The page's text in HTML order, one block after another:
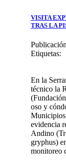
VISITA
TRAS LA
Etiquetas:
En la
técnico la
oso y
Municipios
evidencia
Andino
gryphus)
monitoreo